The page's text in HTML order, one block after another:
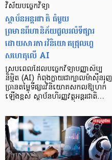
វិស័យបច្ចេកវិទ្យា
ស្ថាប័នអន្តរជាតិ ធំមួយ
ព្រមានពីហានិភ័យដួលរលំទីផ្សារ
ដោយសារការវិនិយោគជ្រុលហួ
សហេតុលើ AI
ស្របពេលដែលបច្ចេកវិទ្យាបញ្ញាសិប្ប
និម្មិត (AI) កំពុងក្លាយជាក្បាលម៉ាស៊ីនរុញ
ច្រានតម្លៃទីផ្សារវិនិយោគសកលឱ្យហក់
ឡើងខ្ពស់ ស្ថាប័នហិរញ្ញវត្ថុអន្តរជាតិ…